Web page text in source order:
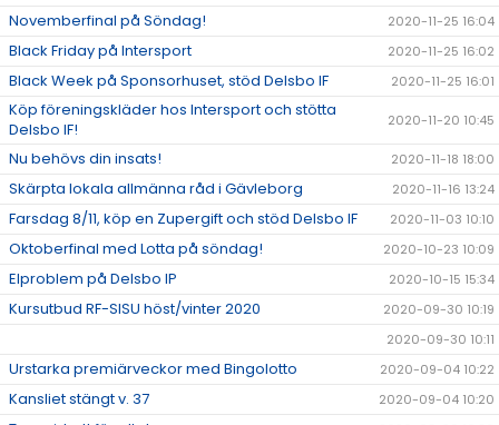
Novemberfinal på Söndag! 2020-11-25 16:04
Black Friday på Intersport 2020-11-25 16:02
Black Week på Sponsorhuset, stöd Delsbo IF 2020-11-25 16:01
Köp föreningskläder hos Intersport och stötta
Delsbo IF!
2020-11-20 10:45
Nu behövs din insats! 2020-11-18 18:00
Skärpta lokala allmänna råd i Gävleborg 2020-11-16 13:24
Farsdag 8/11, köp en Zupergift och stöd Delsbo IF 2020-11-03 10:10
Oktoberfinal med Lotta på söndag! 2020-10-23 10:09
Elproblem på Delsbo IP 2020-10-15 15:34
Kursutbud RF-SISU höst/vinter 2020
2020-09-30 10:19
2020-09-30 10:11
Urstarka premiärveckor med Bingolotto 2020-09-04 10:22
Kansliet stängt v. 37 2020-09-04 10:20